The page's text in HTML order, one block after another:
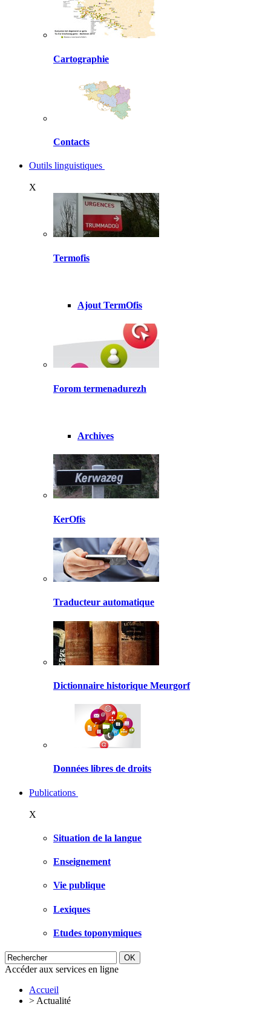
Cartographie
Contacts
Outils linguistiques
X
Termofis
Ajout TermOfis
Forom termenadurezh
Archives
KerOfis
Traducteur automatique
Dictionnaire historique Meurgorf
Données libres de droits
Publications
X
Situation de la langue
Enseignement
Vie publique
Lexiques
Etudes toponymiques
Accéder aux services en ligne
Accueil
> Actualité